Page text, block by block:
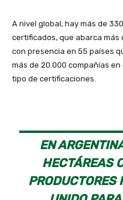
A nivel global, hay más de
certificados, que abarca
con presencia en 55 países
más de 20.000 compañías
tipo de certificaciones.
EN
HECTÁREAS
PRODUCTORES